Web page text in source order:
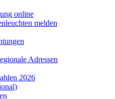
online
melden
Adressen
2026